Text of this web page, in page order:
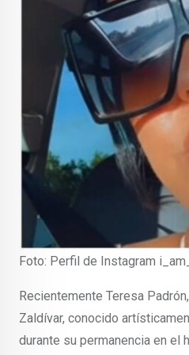
Foto: Perfil de Instagram
Recientemente Teresa
Zaldívar, conocido
durante su permanencia en